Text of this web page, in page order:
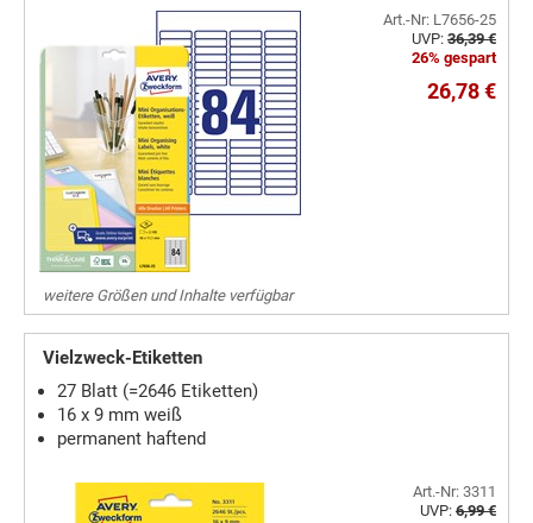
Art.-Nr: L7656-25
UVP: 36,39 €
26% gespart
26,78 €
weitere Größen und Inhalte verfügbar
Vielzweck-Etiketten
27 Blatt (=2646 Etiketten)
16 x 9 mm weiß
permanent haftend
Art.-Nr: 3311
UVP: 6,99 €